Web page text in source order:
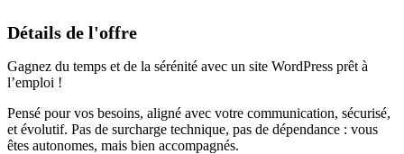
Détails de l'offre
Gagnez du temps et de la sérénité avec un site WordPress prêt à
l’emploi !
Pensé pour vos besoins, aligné avec votre communication, sécurisé,
et évolutif. Pas de surcharge technique, pas de dépendance : vous
êtes autonomes, mais bien accompagnés.